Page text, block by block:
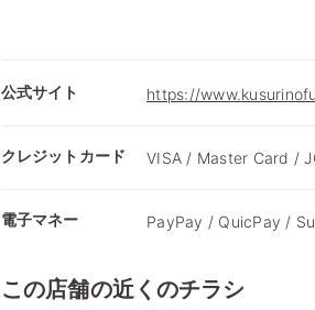
公式サイト https://
クレジットカード VISA / Master Card /
電子マネー PayPay / QuicPay /
この店舗の近くのチラシ